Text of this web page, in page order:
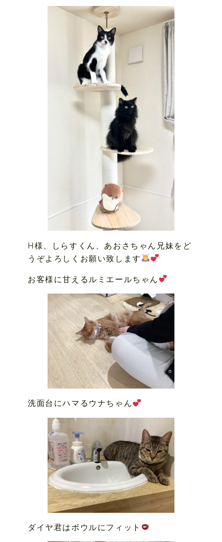
H様、しらすくん、あおさちゃん兄妹をど
うぞよろしくお願い致します
お客様に甘えるルミエールちゃん
洗面台にハマるウナちゃん
ダイヤ君はボウルにフィット